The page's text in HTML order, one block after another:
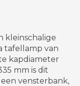
kleinschalige
tafellamp van
kapdiameter
mm is dit
vensterbank,